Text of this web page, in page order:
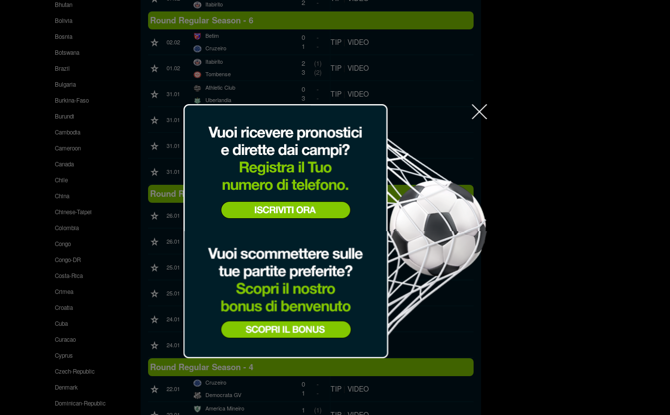
Bhutan
Bolivia
Bosnia
Botswana
Brazil
Bulgaria
Burkina-Faso
Burundi
Cambodia
Cameroon
Canada
Chile
China
Chinese-Taipei
Colombia
Congo
Congo-DR
Costa-Rica
Crimea
Croatia
Cuba
Curacao
Cyprus
Czech-Republic
Denmark
Dominican-Republic
Itabirito
2
-
Round Regular Season - 6
02.02
Betim
Cruzeiro
0
1
-
-
TIP VIDEO
01.02
Itabirito
Tombense
2
3
(1)
(2)
TIP VIDEO
31.01
Athletic Club
Uberlandia
0
3
-
-
TIP VIDEO
31.01
Uniao Trabalhadores
31.01
Democrata GV
North Esporte
1
3
-
-
TIP|VIDEO
31.01
3
(1)
(0)
TIP
Round Regular Season - 5
26.01
Athletic Club
1
1
(1)
(0)
|VIDEO
26.01
Democrata GV
25.01
Atletico-MG
Cruzeiro
2
1
-
-
TIP|VIDEO
25.01
America Mineiro
1
1
-
TIP
24.01
Uniao Trabalhadores
Itabirito
2
1
(2)
(0)
TIP|
24.01
North Esporte
5
(3)
Round Regular Season - 4
22.01
Cruzeiro
Democrata GV
0
1
-
-
TIP VIDEO
America Mineiro
1
(1)